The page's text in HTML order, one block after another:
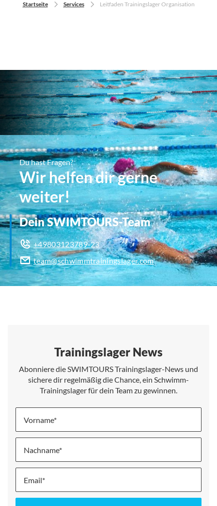
Startseite Services Leitfaden Trainingslager Organisation
Du hast Fragen?
Wir helfen dir gerne
weiter!
Dein SWIMTOURS-Team
+49803123789-23
team@schwimmtrainingslager.com
Trainingslager News
Abonniere die SWIMTOURS Trainingslager-News und
sichere dir regelmäßig die Chance, ein Schwimm-
Trainingslager für dein Team zu gewinnen.
Vorname
Nachname
Melde
für